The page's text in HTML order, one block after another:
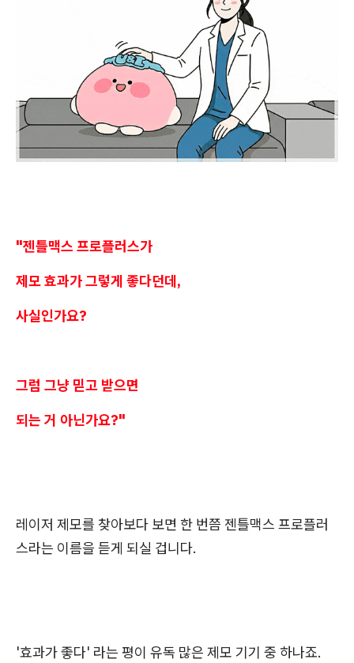
"젠틀맥스 프로플러스가
제모 효과가 그렇게 좋다던데,
사실인가요?
그럼 그냥 믿고 받으면
되는 거 아닌가요?"
레이저 제모를 찾아보다 보면 한 번쯤 젠틀맥스 프로플러
스라는 이름을 듣게 되실 겁니다.
'효과가 좋다' 라는 평이 유독 많은 제모 기기 중 하나죠.